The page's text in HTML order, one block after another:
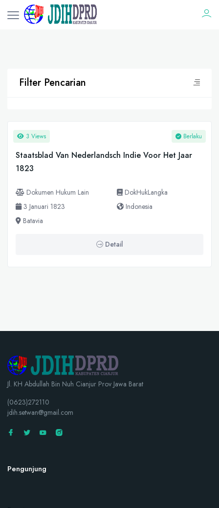
Filter Pencarian
3 Views Berlaku
Staatsblad Van Nederlandsch Indie Voor Het Jaar
1823
Dokumen Hukum Lain
DokHukLangka
3 Januari 1823
Indonesia
Batavia
Detail
Jl. KH Abdullah Bin Nuh Cianjur Prov Jawa Barat
(0623)272110
jdih.setwan@gmail.com
Pengunjung